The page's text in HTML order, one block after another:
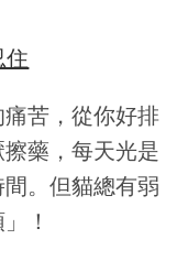
苦，從你好排
藥，每天光是
。但貓總有弱
！